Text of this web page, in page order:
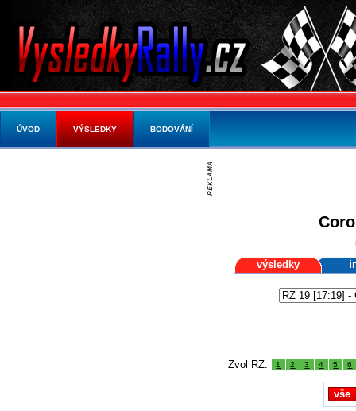
výsledky
Zvol RZ: 1 2 3 4 5 6
vše
ÚVOD VÝSLEDKY BODOVÁNÍ